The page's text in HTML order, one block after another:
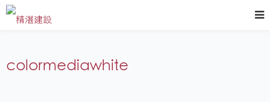
colormediawhite